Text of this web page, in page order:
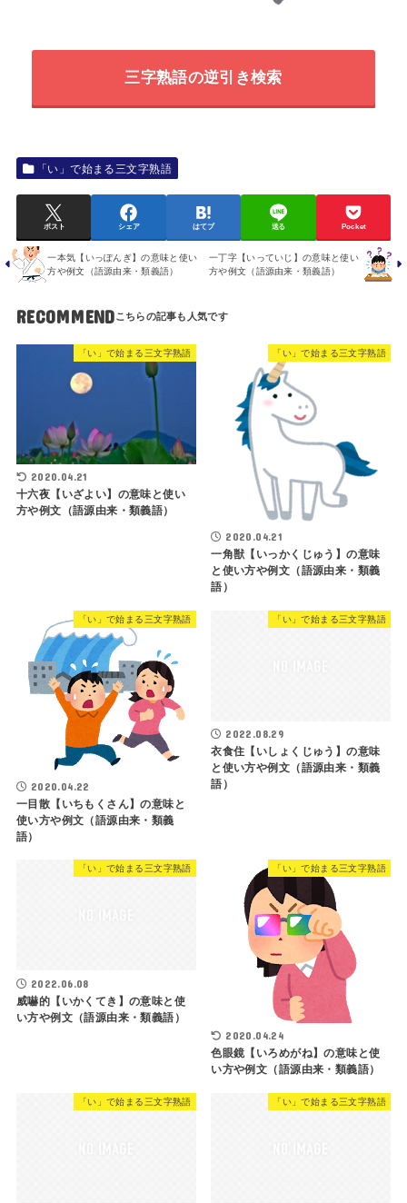
三字熟語の逆引き検索
「い」で始まる三文字熟語
ポスト シェア はてブ 送る Pocket
一本気【いっぽんぎ】の意味と使い
方や例文（語源由来・類義語）
一丁字【いっていじ】の意味と使い
方や例文（語源由来・類義語）
RECOMMEND
「い」で始まる三文字熟語
2020.04.21
十六夜【いざよい】の意味と使い
方や例文（語源由来・類義語）
「い」で始まる三文字熟語
2020.04.21
一角獣【いっかくじゅう】の意味
と使い方や例文（語源由来・類義
語）
「い」で始まる三文字熟語
2020.04.22
一目散【いちもくさん】の意味と
使い方や例文（語源由来・類義
語）
「い」で始まる三文字熟語
2022.08.29
衣食住【いしょくじゅう】の意味
と使い方や例文（語源由来・類義
語）
「い」で始まる三文字熟語
2022.06.08
威嚇的【いかくてき】の意味と使
い方や例文（語源由来・類義語）
「い」で始まる三文字熟語
2020.04.24
色眼鏡【いろめがね】の意味と使
い方や例文（語源由来・類義語）
「い」で始まる三文字熟語 「い」で始まる三文字熟語